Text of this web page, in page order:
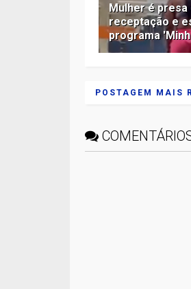
Mulher é
receptação e
programa
POSTAGEM MAIS